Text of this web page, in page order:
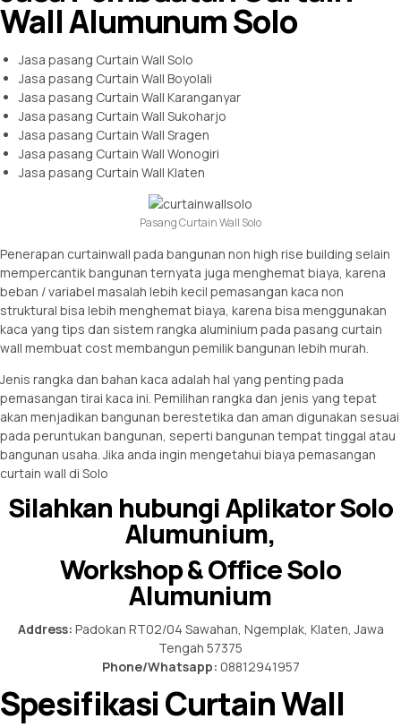
Wall Alumunum Solo
Jasa pasang Curtain Wall Solo
Jasa pasang Curtain Wall Boyolali
Jasa pasang Curtain Wall Karanganyar
Jasa pasang Curtain Wall Sukoharjo
Jasa pasang Curtain Wall Sragen
Jasa pasang Curtain Wall Wonogiri
Jasa pasang Curtain Wall Klaten
Pasang Curtain Wall Solo
Penerapan curtainwall pada bangunan non high rise building selain
mempercantik bangunan ternyata juga menghemat biaya, karena
beban / variabel masalah lebih kecil pemasangan kaca non
struktural bisa lebih menghemat biaya, karena bisa menggunakan
kaca yang tips dan sistem rangka aluminium pada pasang curtain
wall membuat cost membangun pemilik bangunan lebih murah.
Jenis rangka dan bahan kaca adalah hal yang penting pada
pemasangan tirai kaca ini. Pemilihan rangka dan jenis yang tepat
akan menjadikan bangunan berestetika dan aman digunakan sesuai
pada peruntukan bangunan, seperti bangunan tempat tinggal atau
bangunan usaha. Jika anda ingin mengetahui biaya pemasangan
curtain wall di Solo
Silahkan hubungi Aplikator Solo
Alumunium,
Workshop & Office Solo
Alumunium
Address: Padokan RT02/04 Sawahan, Ngemplak, Klaten, Jawa
Tengah 57375
Phone/Whatsapp: 08812941957
Spesifikasi Curtain Wall